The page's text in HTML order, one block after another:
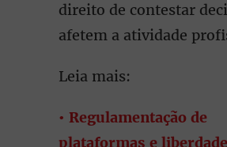
direito de contestar
afetem a atividade
Leia mais:
• Regulamentação de
plataformas e